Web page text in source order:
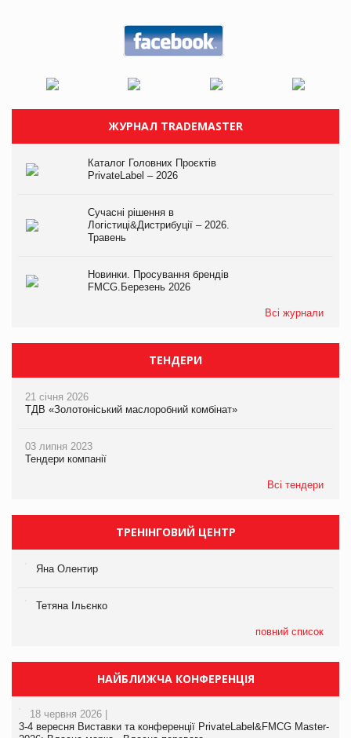
ЖУРНАЛ TRADEMASTER
Каталог Головних Проєктів
PrivateLabel – 2026
Сучасні рішення в
Логістиці&Дистрибуції – 2026.
Травень
Новинки. Просування брендів
FMCG.Березень 2026
Всі журнали
ТЕНДЕРИ
21 січня 2026
ТДВ «Золотоніський маслоробний комбінат»
03 липня 2023
Тендери компанії
Всі тендери
ТРЕНІНГОВИЙ ЦЕНТР
Яна Олентир
Тетяна Ільєнко
повний список
НАЙБЛИЖЧА КОНФЕРЕНЦІЯ
18 червня 2026 |
3-4 вересня Виставки та конференції PrivateLabel&FMCG Master-